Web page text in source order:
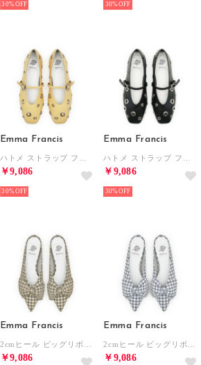
30% 30%
Emma Francis
￥9,086
30%
Emma Francis
￥9,086
30%
Emma Francis
￥9,086
Emma Francis
￥9,086